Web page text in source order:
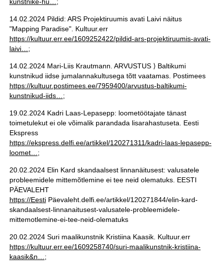
14.02.2024 Pildid: ARS Projektiruumis avati Laivi näitus
"Mapping Paradise". Kultuur.err
https://kultuur.err.ee/1609252422/pildid-ars-projektiruumis-avati-
laivi… ;
14.02.2024 Mari-Liis Krautmann. ARVUSTUS ⟩ Baltikumi
kunstnikud iidse jumalannakultusega tõtt vaatamas. Postimees
https://kultuur.postimees.ee/7959400/arvustus-baltikumi-
kunstnikud-iids… ;
19.02.2024 Kadri Laas-Lepasepp: loometöötajate tänast
toimetulekut ei ole võimalik parandada lisarahastuseta. Eesti
Ekspress
https://ekspress.delfi.ee/artikkel/120271311/kadri-laas-lepasepp-
loomet… ;
20.02.2024 Elin Kard skandaalsest linnanäitusest: valusatele
probleemidele mittemõtlemine ei tee neid olematuks. EESTI
PÄEVALEHT
https://EestiPäevaleht.delfi.ee/artikkel/120271844/elin-kard-
skandaalsest-linnanaitusest-valusatele-probleemidele-
mittemotlemine-ei-tee-neid-olematuks
20.02.2024 Suri maalikunstnik Kristiina Kaasik. Kultuur.err
https://kultuur.err.ee/1609258740/suri-maalikunstnik-kristiina-
kaasik&n… ;